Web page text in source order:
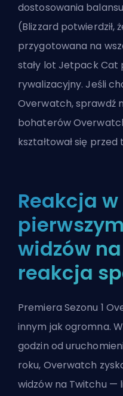
dostosowania
(Blizzard potwierdził,
przygotowana na
stały lot Jetpack
rywalizacyjny. Jeśli
Overwatch, sprawdź
bohaterów
kształtował się
Reakcja
widzów
reakcja
Premiera Sezonu 1
innym jak ogromna.
godzin od
roku, Overwatch
widzów na Twitchu —